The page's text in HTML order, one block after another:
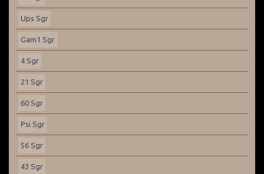
Ups Sgr
Gam1 Sgr
4 Sgr
21 Sgr
60 Sgr
Psi Sgr
56 Sgr
43 Sgr